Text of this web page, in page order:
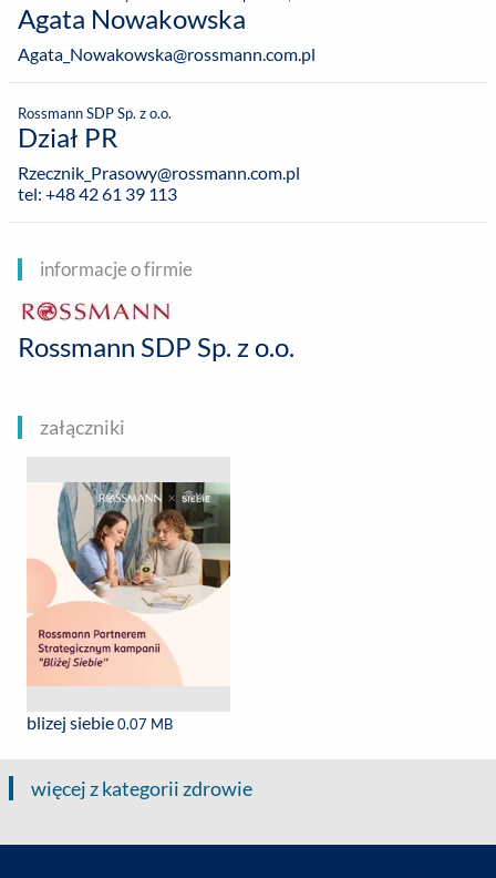
Agata Nowakowska
Agata_Nowakowska@rossmann.com.pl
Rossmann SDP Sp. z o.o.
Dział PR
Rzecznik_Prasowy@rossmann.com.pl
tel: +48 42 61 39 113
informacje o firmie
Rossmann SDP Sp. z o.o.
załączniki
blizej siebie0.07 MB
więcej z kategorii zdrowie